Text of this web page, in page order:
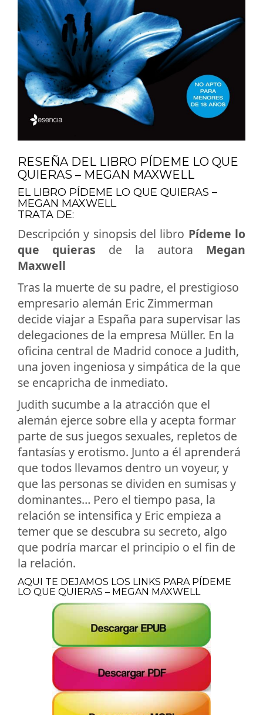
RESEÑA DEL LIBRO PÍDEME LO QUE
QUIERAS – MEGAN MAXWELL
EL LIBRO PÍDEME LO QUE QUIERAS –
MEGAN MAXWELL
TRATA DE:
Descripción y sinopsis del libro Pídeme lo
que quieras de la autora Megan
Maxwell
Tras la muerte de su padre, el prestigioso
empresario alemán Eric Zimmerman
decide viajar a España para supervisar las
delegaciones de la empresa Müller. En la
oficina central de Madrid conoce a Judith,
una joven ingeniosa y simpática de la que
se encapricha de inmediato.
Judith sucumbe a la atracción que el
alemán ejerce sobre ella y acepta formar
parte de sus juegos sexuales, repletos de
fantasías y erotismo. Junto a él aprenderá
que todos llevamos dentro un voyeur, y
que las personas se dividen en sumisas y
dominantes… Pero el tiempo pasa, la
relación se intensifica y Eric empieza a
temer que se descubra su secreto, algo
que podría marcar el principio o el fin de
la relación.
AQUI TE DEJAMOS LOS LINKS PARA PÍDEME
LO QUE QUIERAS – MEGAN MAXWELL